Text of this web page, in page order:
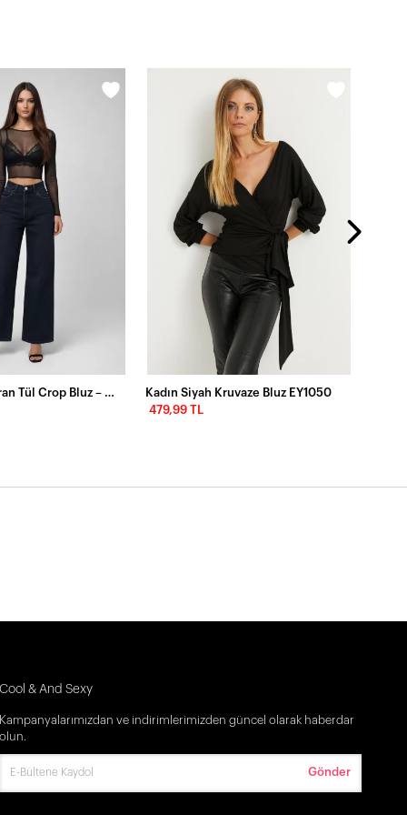
Kadın Siyah Kruvaze Bluz EY1050
479,99 TL
Cool & And Sexy
Kampanyalarımızdan ve indirimlerimizden güncel olarak haberdar
olun.
Gönder